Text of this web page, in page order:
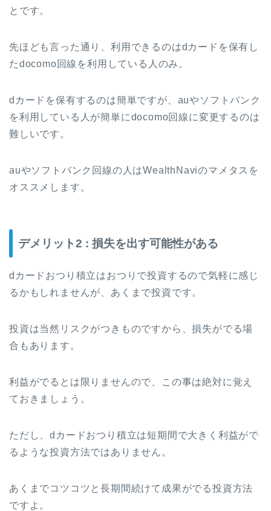
とです。
先ほども言った通り、利用できるのはdカードを保有し
たdocomo回線を利用している人のみ。
dカードを保有するのは簡単ですが、auやソフトバンク
を利用している人が簡単にdocomo回線に変更するのは
難しいです。
auやソフトバンク回線の人はWealthNaviのマメタスを
オススメします。
デメリット2 : 損失を出す可能性がある
dカードおつり積立はおつりで投資するので気軽に感じ
るかもしれませんが、あくまで投資です。
投資は当然リスクがつきものですから、損失がでる場
合もあります。
利益がでるとは限りませんので、この事は絶対に覚え
ておきましょう。
ただし、dカードおつり積立は短期間で大きく利益がで
るような投資方法ではありません。
あくまでコツコツと長期間続けて成果がでる投資方法
ですよ。